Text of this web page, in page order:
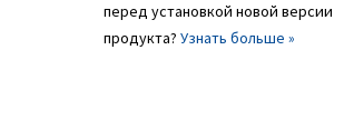
перед установкой новой версии
продукта? Узнать больше »